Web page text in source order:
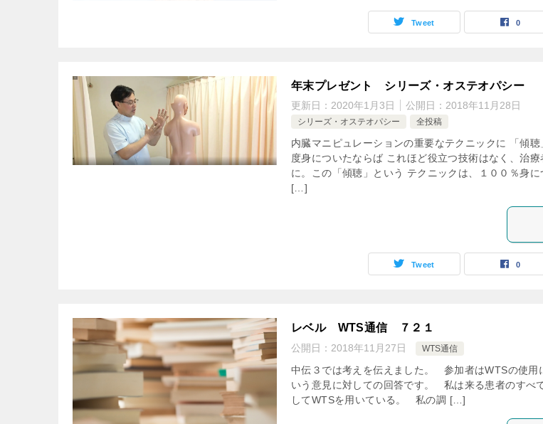
Tweet 0
年末プレゼント シリーズ・オステオパシー
更新日： 2020年1月3日 公開日： 2018年11月28日
シリーズ・オステオパシー 全投稿
内臓マニピュレーションの重要なテクニックに 「傾
度身についたならば これほど役立つ技術はなく、治
に。この「傾聴」という テクニックは、１００％身
[…]
Tweet 0
レベル WTS通信 ７２１
公開日： 2018年11月27日 WTS通信
中伝３では考えを伝えました。 参加者はWTSの使用
いう意見に対しての回答です。 私は来る患者のすべ
してWTSを用いている。 私の調 […]